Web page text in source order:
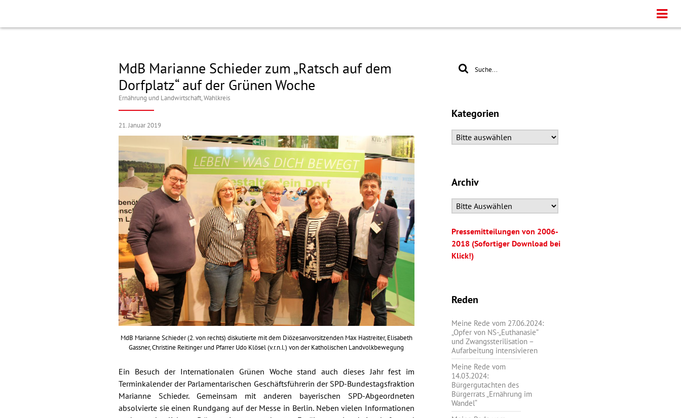
MdB Marianne Schieder zum „Ratsch auf dem
Dorfplatz“ auf der Grünen Woche
Ernährung und Landwirtschaft,Wahlkreis
21. Januar 2019
MdB Marianne Schieder (2. von rechts) diskutierte mit dem Diözesanvorsitzenden Max Hastreiter, Elisabeth
Gassner, Christine Reitinger und Pfarrer Udo Klösel (v.r.n.l.) von der Katholischen Landvolkbewegung
Ein Besuch der Internationalen Grünen Woche stand auch dieses Jahr fest im
Terminkalender der Parlamentarischen Geschäftsführerin der SPD-Bundestagsfraktion
Marianne Schieder. Gemeinsam mit anderen bayerischen SPD-Abgeordneten
absolvierte sie einen Rundgang auf der Messe in Berlin. Neben vielen Informationen
Kategorien
Archiv
Pressemitteilungen von 2006-
2018 (Sofortiger Download bei
Klick!)
Reden
Meine Rede vom 27.06.2024:
„Opfer von NS-„Euthanasie”
und Zwangssterilisation –
Aufarbeitung intensivieren
Meine Rede vom
14.03.2024:
Bürgergutachten des
Bürgerrats „Ernährung im
Wandel“